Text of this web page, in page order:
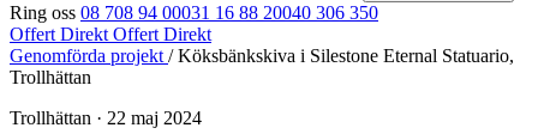
Ring oss 08 708 94 00031 16 88 20040 306 350
Offert Direkt Offert Direkt
Genomförda projekt / Köksbänkskiva i Silestone Eternal Statuario,
Trollhättan
Trollhättan · 22 maj 2024